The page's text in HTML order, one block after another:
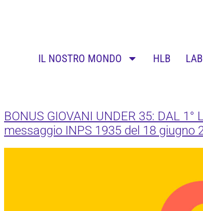
IL NOSTRO MONDO HLB
BONUS GIOVANI UNDER 35: DAL 1°
messaggio INPS 1935 del 18 giugno